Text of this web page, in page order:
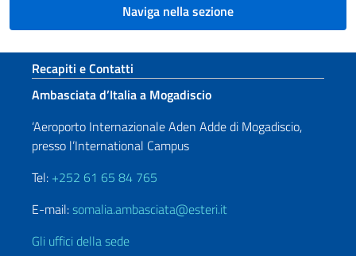
Naviga nella sezione
Sezione footer
Recapiti e Contatti
Ambasciata d’Italia a Mogadiscio
‘Aeroporto Internazionale Aden Adde di Mogadiscio,
presso l’International Campus
Tel: +252 61 65 84 765
E-mail:somalia.ambasciata@esteri.it
Gli uffici della sede